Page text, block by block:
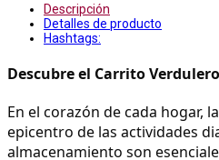
Descripción
Detalles de producto
Hashtags:
Descubre el Carrito
En el corazón de cada hogar,
epicentro de las actividades
almacenamiento son